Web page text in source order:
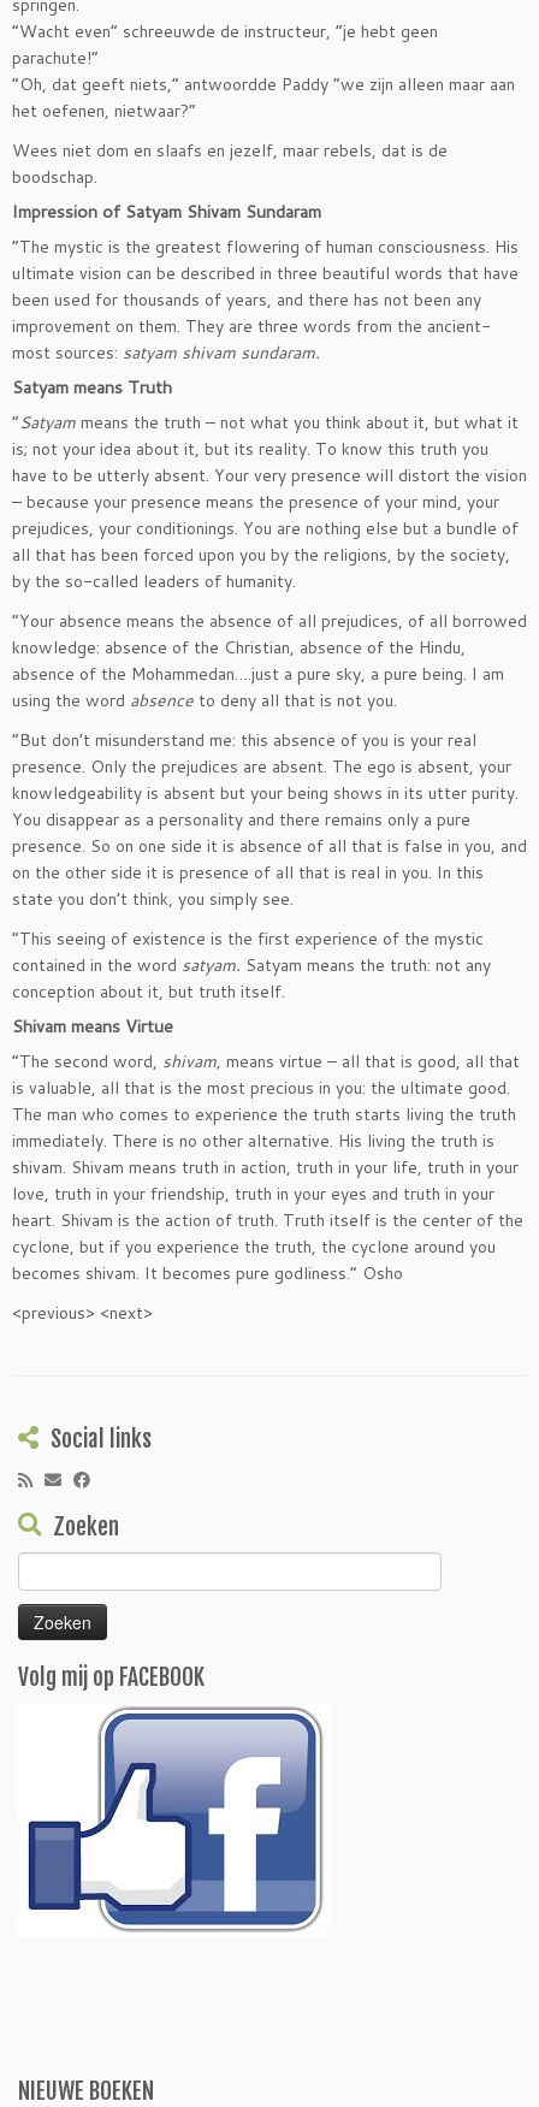
springen.
“Wacht even” schreeuwde de instructeur, “je hebt geen
parachute!”
“Oh, dat geeft niets,” antwoordde Paddy “we zijn alleen maar aan
het oefenen, nietwaar?”
Wees niet dom en slaafs en jezelf, maar rebels, dat is de
boodschap.
Impression of Satyam Shivam Sundaram
“The mystic is the greatest flowering of human consciousness. His
ultimate vision can be described in three beautiful words that have
been used for thousands of years, and there has not been any
improvement on them. They are three words from the ancient-
most sources: satyam shivam sundaram.
Satyam means Truth
“Satyam means the truth – not what you think about it, but what it
is; not your idea about it, but its reality. To know this truth you
have to be utterly absent. Your very presence will distort the vision
– because your presence means the presence of your mind, your
prejudices, your conditionings. You are nothing else but a bundle of
all that has been forced upon you by the religions, by the society,
by the so-called leaders of humanity.
“Your absence means the absence of all prejudices, of all borrowed
knowledge: absence of the Christian, absence of the Hindu,
absence of the Mohammedan….just a pure sky, a pure being. I am
using the word absence to deny all that is not you.
“But don’t misunderstand me: this absence of you is your real
presence. Only the prejudices are absent. The ego is absent, your
knowledgeability is absent but your being shows in its utter purity.
You disappear as a personality and there remains only a pure
presence. So on one side it is absence of all that is false in you, and
on the other side it is presence of all that is real in you. In this
state you don’t think, you simply see.
“This seeing of existence is the first experience of the mystic
contained in the word satyam. Satyam means the truth: not any
conception about it, but truth itself.
Shivam means Virtue
“The second word, shivam, means virtue – all that is good, all that
is valuable, all that is the most precious in you: the ultimate good.
The man who comes to experience the truth starts living the truth
immediately. There is no other alternative. His living the truth is
shivam. Shivam means truth in action, truth in your life, truth in your
love, truth in your friendship, truth in your eyes and truth in your
heart. Shivam is the action of truth. Truth itself is the center of the
cyclone, but if you experience the truth, the cyclone around you
becomes shivam. It becomes pure godliness.” Osho
<previous> <next>
Social links
Zoeken
naar:
Volg mij op FACEBOOK
NIEUWE BOEKEN